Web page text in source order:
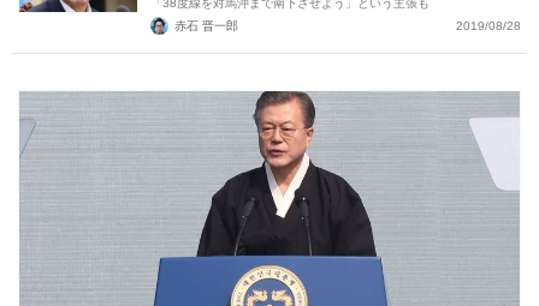
「38度線を対馬沖まで南下させよう」という主張も
赤石 晋一郎
2019/08/28